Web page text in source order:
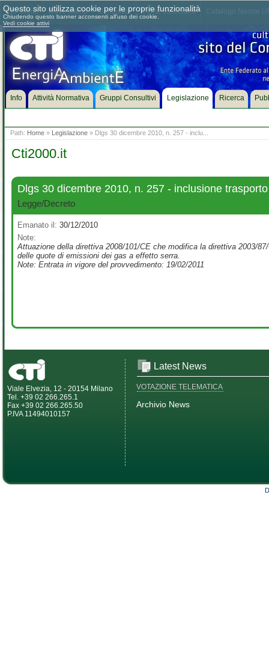
Chi siamo Dove siamo Contattaci Come associarsi
Info Attività Normativa Gruppi Consultivi Legislazione Ricerca
Path: Home » Legislazione » Dlgs 30 dicembre 2010, n. 257 - inclu...
Cti2000.it
Dlgs 30 dicembre 2010, n. 257 - inclusione
Legge/Decreto
Emanato il: 30/12/2010
Note:
Attuazione della direttiva 2008/101/CE che modifica la direttiva 2003/
delle quote di emissioni dei gas a effetto serra.
Note: Entrata in vigore del provvedimento: 19/02/2011
Viale Elvezia, 12 - 20154 Milano
Tel. +39 02 266.265.1
Fax +39 02 266.265.50
P.IVA 11494010157
Latest News
VOTAZIONE TELEMATICA
Archivio News
Questo sito utilizza cookie per le proprie funzionalità
Chiudendo questo banner acconsenti all'uso dei cookie.
Vedi cookie attivi